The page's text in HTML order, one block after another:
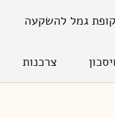
קופת גמל להשקעה
צרכנות